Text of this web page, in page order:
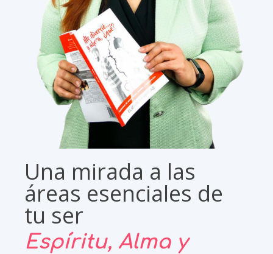
Una mirada a las
áreas esenciales de
tu ser
Espíritu, Alma y